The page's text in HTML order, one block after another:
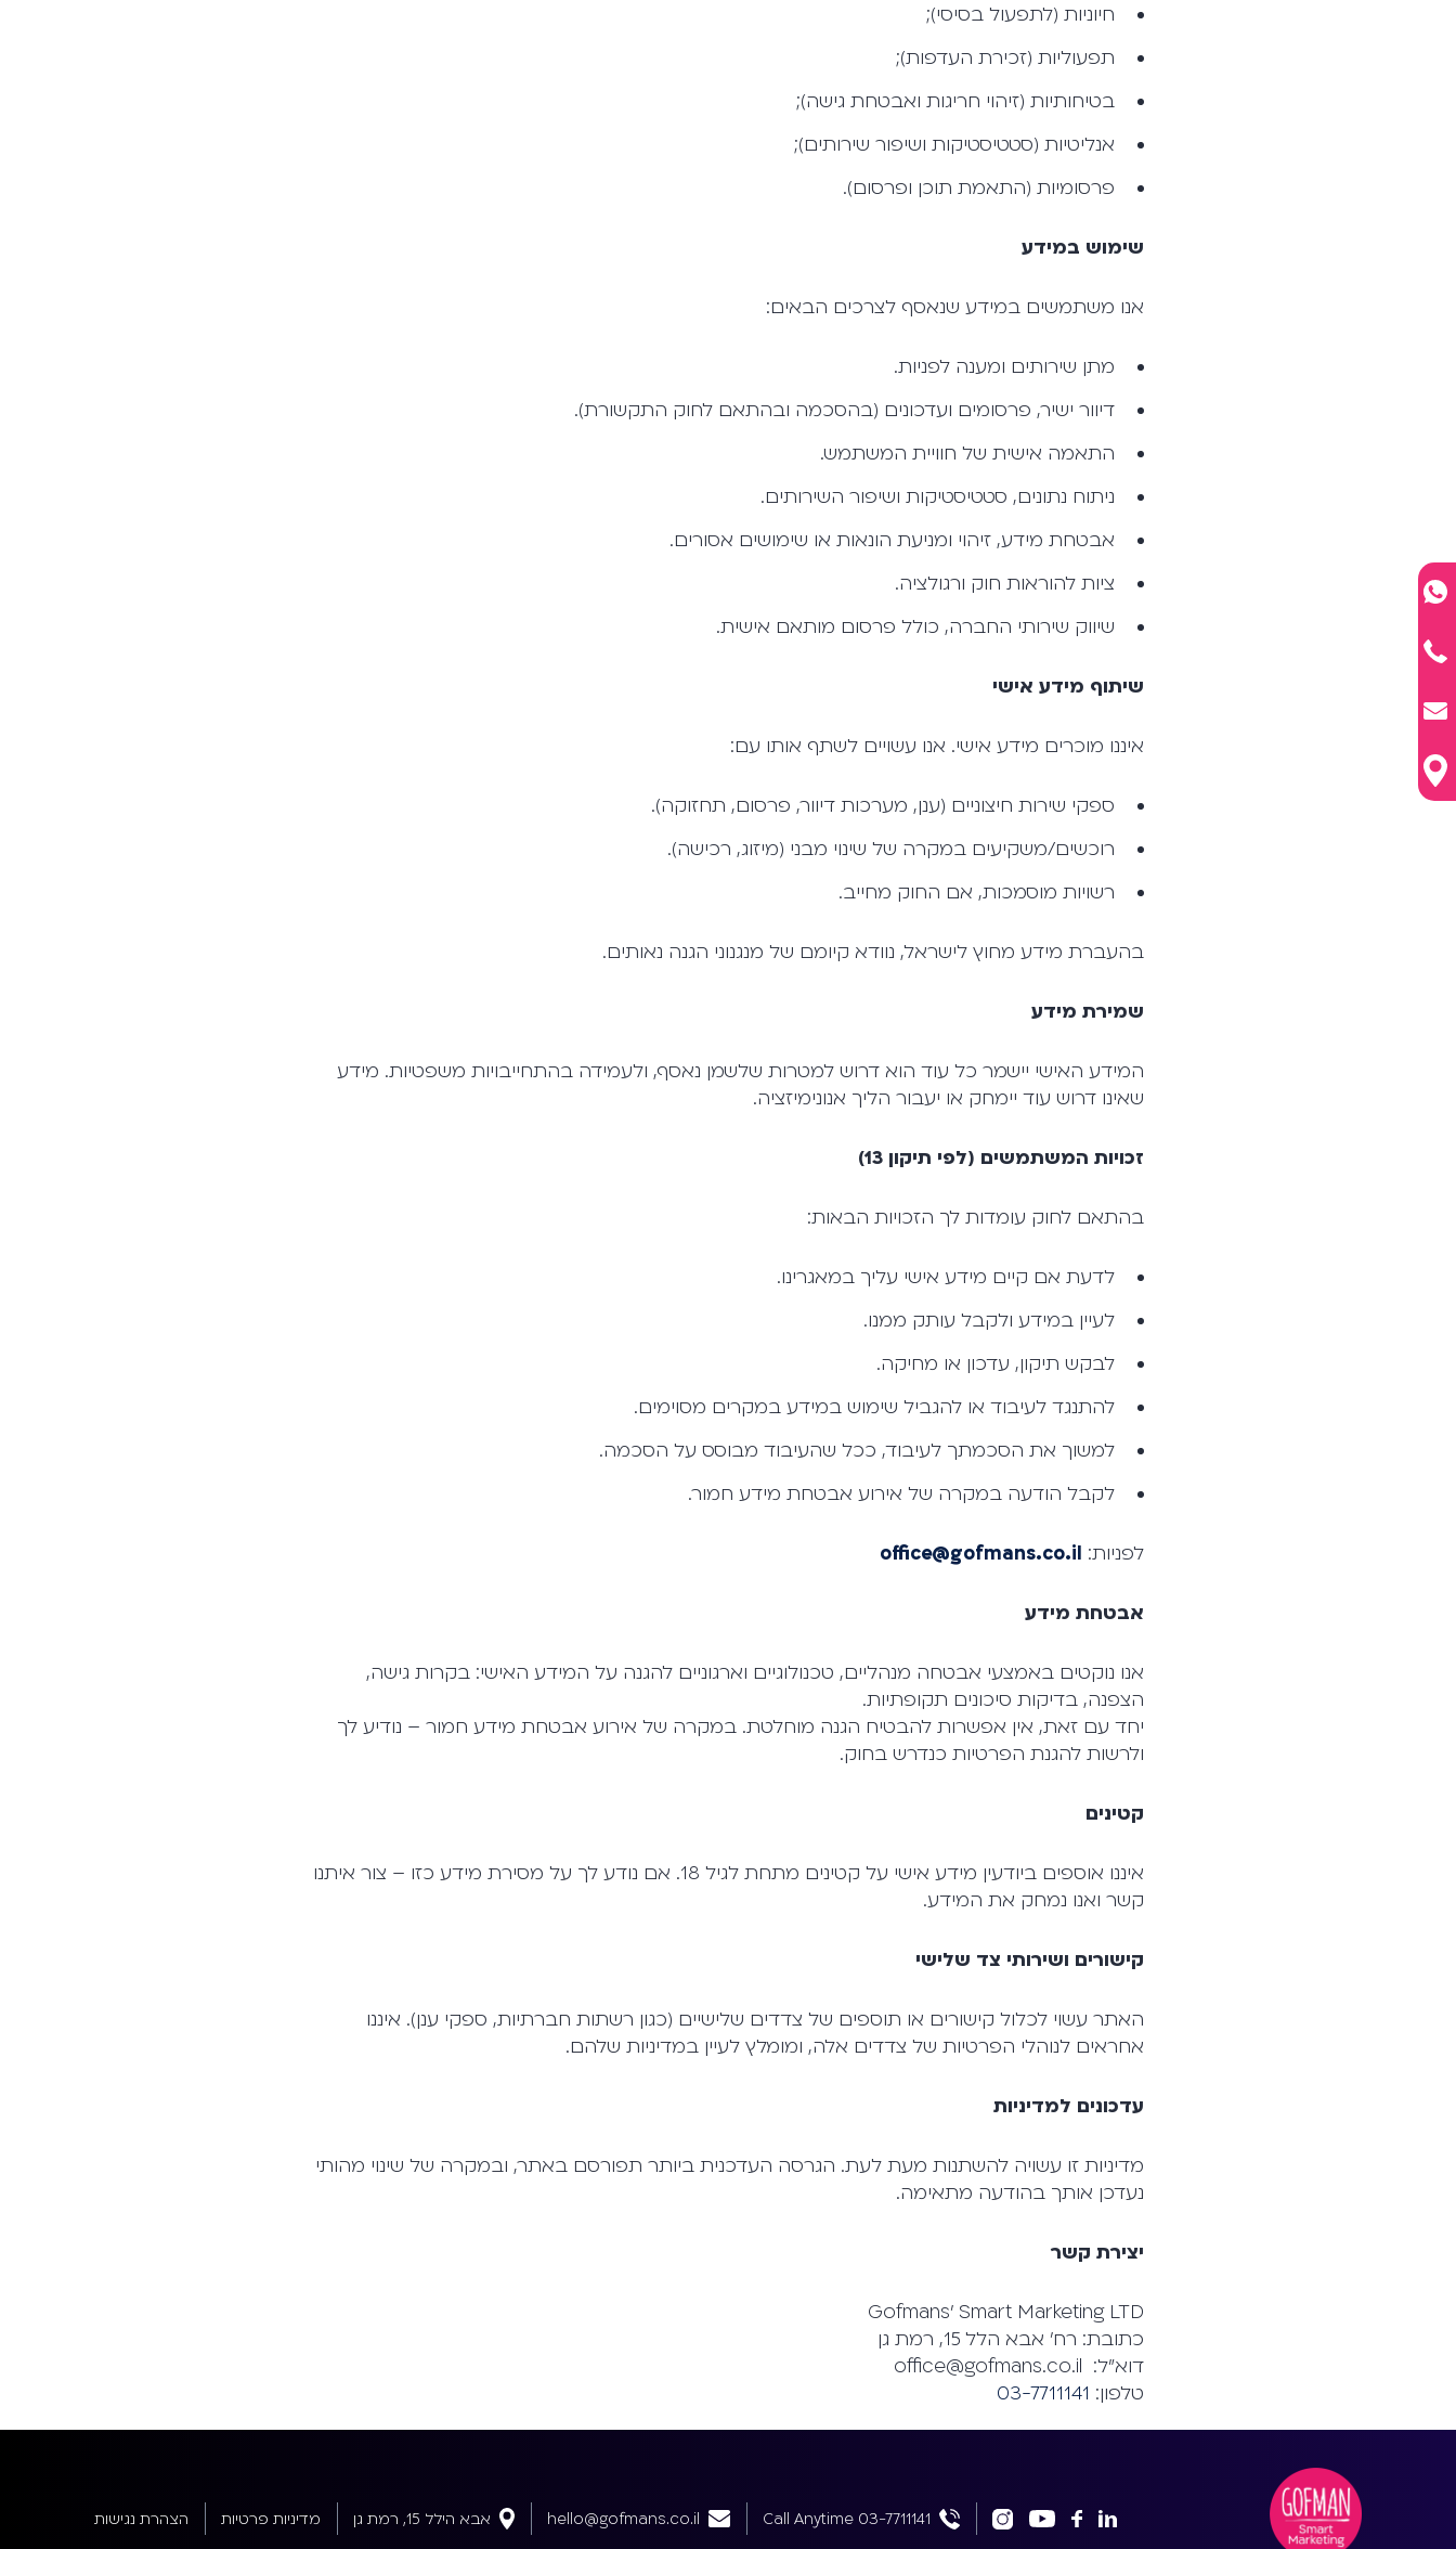
חיוניות (לתפעול בסיסי);
תפעוליות (זכירת העדפות);
בטיחותיות (זיהוי חריגות ואבטחת גישה);
אנליטיות (סטטיסטיקות ושיפור שירותים);
פרסומיות (התאמת תוכן ופרסום).
שימוש במידע
אנו משתמשים במידע שנאסף לצרכים הבאים:
מתן שירותים ומענה לפניות.
דיוור ישיר, פרסומים ועדכונים (בהסכמה ובהתאם לחוק התקשורת).
התאמה אישית של חוויית המשתמש.
ניתוח נתונים, סטטיסטיקות ושיפור השירותים.
אבטחת מידע, זיהוי ומניעת הונאות או שימושים אסורים.
ציות להוראות חוק ורגולציה.
שיווק שירותי החברה, כולל פרסום מותאם אישית.
שיתוף מידע אישי
איננו מוכרים מידע אישי. אנו עשויים לשתף אותו עם:
ספקי שירות חיצוניים (ענן, מערכות דיוור, פרסום, תחזוקה).
רוכשים/משקיעים במקרה של שינוי מבני (מיזוג, רכישה).
רשויות מוסמכות, אם החוק מחייב.
בהעברת מידע מחוץ לישראל, נוודא קיומם של מנגנוני הגנה נאותים.
שמירת מידע
המידע האישי יישמר כל עוד הוא דרוש למטרות שלשמן נאסף, ולעמידה בהתחייבויות משפטיות. מידע
שאינו דרוש עוד יימחק או יעבור הליך אנונימיזציה.
זכויות המשתמשים (לפי תיקון 13)
בהתאם לחוק עומדות לך הזכויות הבאות:
לדעת אם קיים מידע אישי עליך במאגרינו.
לעיין במידע ולקבל עותק ממנו.
לבקש תיקון, עדכון או מחיקה.
להתנגד לעיבוד או להגביל שימוש במידע במקרים מסוימים.
למשוך את הסכמתך לעיבוד, ככל שהעיבוד מבוסס על הסכמה.
לקבל הודעה במקרה של אירוע אבטחת מידע חמור.
לפניות: office@gofmans.co.il
אבטחת מידע
אנו נוקטים באמצעי אבטחה מנהליים, טכנולוגיים וארגוניים להגנה על המידע האישי: בקרות גישה,
הצפנה, בדיקות סיכונים תקופתיות.
יחד עם זאת, אין אפשרות להבטיח הגנה מוחלטת. במקרה של אירוע אבטחת מידע חמור – נודיע לך
ולרשות להגנת הפרטיות כנדרש בחוק.
קטינים
איננו אוספים ביודעין מידע אישי על קטינים מתחת לגיל 18. אם נודע לך על מסירת מידע כזו – צור איתנו
קשר ואנו נמחק את המידע.
קישורים ושירותי צד שלישי
האתר עשוי לכלול קישורים או תוספים של צדדים שלישיים (כגון רשתות חברתיות, ספקי ענן). איננו
אחראים לנוהלי הפרטיות של צדדים אלה, ומומלץ לעיין במדיניות שלהם.
עדכונים למדיניות
מדיניות זו עשויה להשתנות מעת לעת. הגרסה העדכנית ביותר תפורסם באתר, ובמקרה של שינוי מהותי
נעדכן אותך בהודעה מתאימה.
יצירת קשר
Gofmans’ Smart Marketing LTD
כתובת: רח' אבא הלל 15, רמת גן
דוא"ל: office@gofmans.co.il
טלפון: 03-7711141
Call Anytime 03-7711141
hello@gofmans.co.il אבא הילל 15, רמת גן מדיניות פרטיות הצהרת נגישות